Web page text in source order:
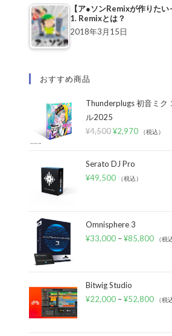
【ア●ソンRemixが作りた
1. Remixとは？
2018年3月15日
おすすめ商品
Thunderplugs 初音ミク
ル2025
¥4,500¥2,970 （税込）
Serato DJ Pro
¥49,500 （税込）
Omnisphere 3
¥33,000 –¥85,800 （税
Bitwig Studio
¥22,000 –¥52,800 （税